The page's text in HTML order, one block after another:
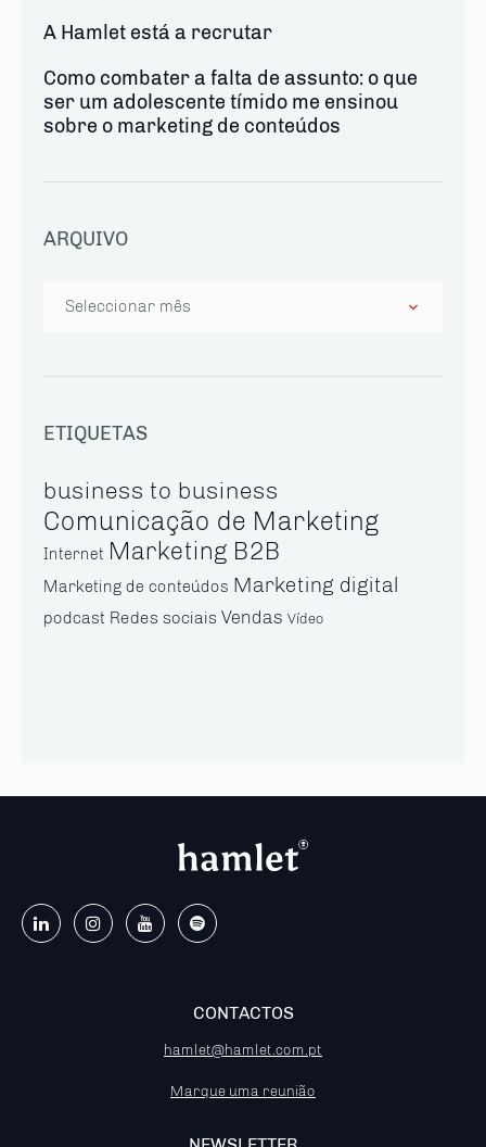
A Hamlet está a recrutar
Como combater a falta de assunto: o que
ser um adolescente tímido me ensinou
sobre o marketing de conteúdos
ARQUIVO
ETIQUETAS
business to business
Comunicação de Marketing
Internet Marketing B2B
Marketing de conteúdos Marketing digital
podcast Redes sociais Vendas Vídeo
CONTACTOS
hamlet@hamlet.com.pt
Marque uma reunião